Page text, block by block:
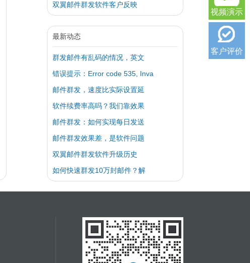
双翼邮件群发软件客户反映
最新动态
群发邮件有乱码的情况，英文
错误提示：Error code 535, Inva
邮件群发，速度比实际设置延
软件续费率高吗？我们靠效果
邮件群发：如何实现每日发送
邮件群发效果差，是软件问题
双翼邮件群发软件升级历史
如何快速群发10万封邮件？解
视频演示
客户评价